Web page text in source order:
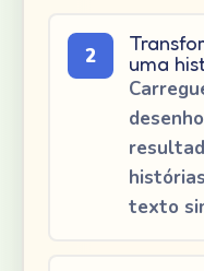
2
uma
texto